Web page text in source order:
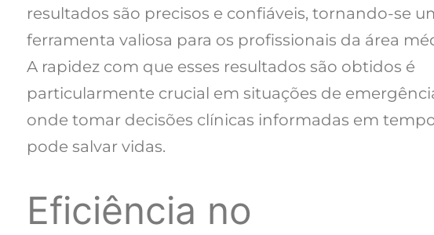
resultados são precisos e confiáveis, tornando-se
ferramenta valiosa para os profissionais da área
A rapidez com que esses resultados são obtidos é
particularmente crucial em situações de
onde tomar decisões clínicas informadas em tempo
pode salvar vidas.
Eficiência no